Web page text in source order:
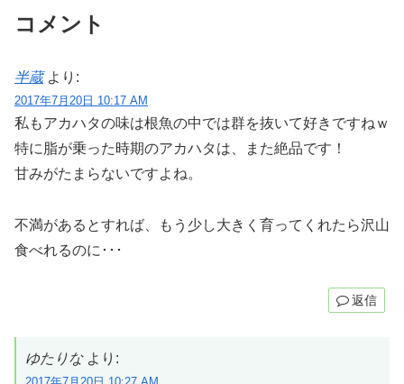
コメント
半蔵 より:
2017年7月20日 10:17 AM
私もアカハタの味は根魚の中では群を抜いて好きですねｗ
特に脂が乗った時期のアカハタは、また絶品です！
甘みがたまらないですよね。
不満があるとすれば、もう少し大きく育ってくれたら沢山
食べれるのに･･･
返信
ゆたりな より: